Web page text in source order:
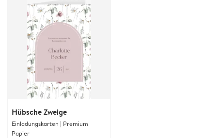
Hübsche Zweige
Einladungskarten | Premium
Papier